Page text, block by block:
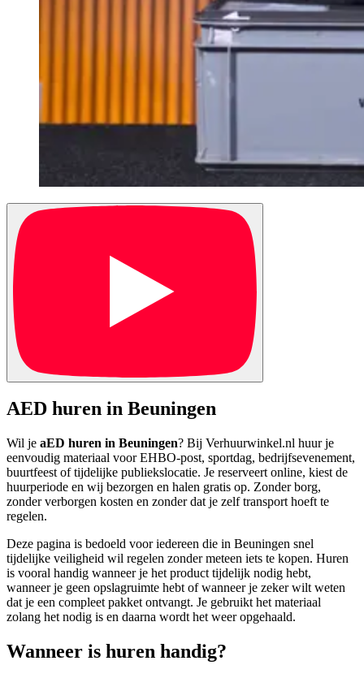
AED huren in Beuningen
Wil je aED huren in Beuningen? Bij Verhuurwinkel.nl huur je
eenvoudig materiaal voor EHBO-post, sportdag, bedrijfsevenement,
buurtfeest of tijdelijke publiekslocatie. Je reserveert online, kiest de
huurperiode en wij bezorgen en halen gratis op. Zonder borg,
zonder verborgen kosten en zonder dat je zelf transport hoeft te
regelen.
Deze pagina is bedoeld voor iedereen die in Beuningen snel
tijdelijke veiligheid wil regelen zonder meteen iets te kopen. Huren
is vooral handig wanneer je het product tijdelijk nodig hebt,
wanneer je geen opslagruimte hebt of wanneer je zeker wilt weten
dat je een compleet pakket ontvangt. Je gebruikt het materiaal
zolang het nodig is en daarna wordt het weer opgehaald.
Wanneer is huren handig?